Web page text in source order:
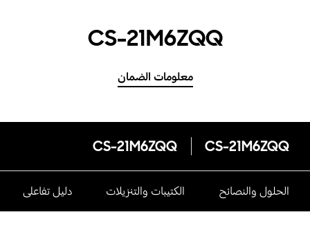
CS-21M6ZQQ
معلومات الضمان
CS-21M6ZQQ
CS-21M6ZQQ
الحلول والنصائح الكتيبات والتنزيلات دليل تفاعلى